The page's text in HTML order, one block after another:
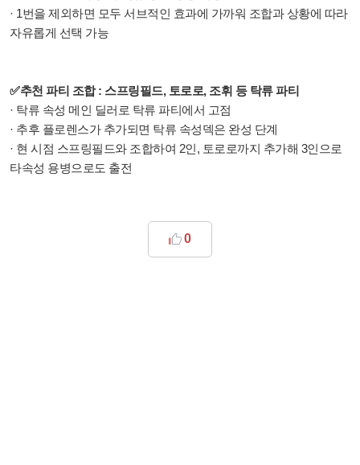
· 1번을 제외하면 모두 서브적인 효과에 가까워 조합과 상황에 따라
자유롭게 선택 가능
✅추천 파티 조합 : 스프링필드, 토로로, 조휘 등 탁류 파티
· 탁류 속성 메인 딜러로 탁류 파티에서 고점
· 추후 플로렌스가 추가되면 탁류 속성덱은 완성 단계
· 현 시점 스프링필드와 조합하여 2인, 토로로까지 추가해 3인으로
타속성 용병으로도 출전
0